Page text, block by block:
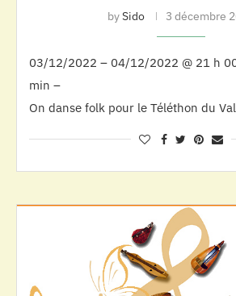
bySido 3 décembre
03/12/2022 – 04/12/2022 @ 21 h
min –
On danse folk pour le Téléthon du